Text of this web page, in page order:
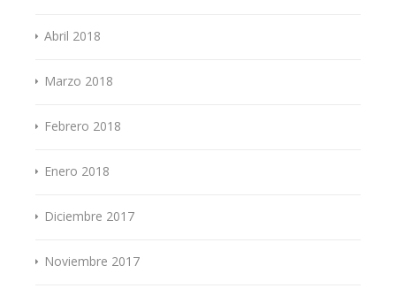
Abril 2018
Marzo 2018
Febrero 2018
Enero 2018
Diciembre 2017
Noviembre 2017